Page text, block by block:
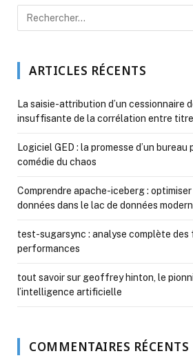
ARTICLES RÉCENTS
La saisie-attribution d’un cessionnaire
insuffisante de la corrélation entre
Logiciel GED : la promesse d’un bureau
comédie du chaos
Comprendre apache-iceberg :
données dans le lac de données
test-sugarsync : analyse complète
performances
tout savoir sur geoffrey hinton, le
l’intelligence artificielle
COMMENTAIRES RÉCENTS